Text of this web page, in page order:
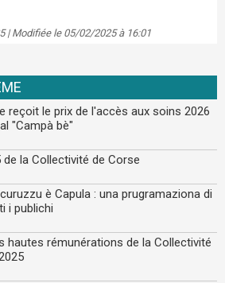
| Modifiée le 05/02/2025 à 16:01
reçoit le prix de l'accès aux soins 2026
"Campà bè"
la Collectivité de Corse
è Capula : una prugramaziona di
i publichi
hautes rémunérations de la Collectivité